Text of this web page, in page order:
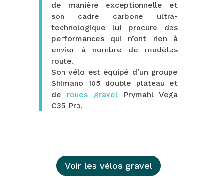
de manière exceptionnelle et
son cadre carbone ultra-
technologique lui procure des
performances qui n’ont rien à
envier à nombre de modèles
route.
Son vélo est équipé d’un groupe
Shimano 105 double plateau et
de roues gravel
Prymahl Vega
C35 Pro.
Voir les vélos gravel